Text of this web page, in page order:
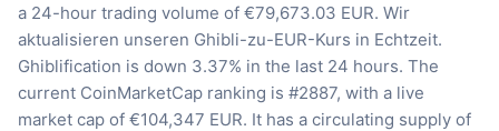
a 24-hour trading volume of €79,673.03 EUR. Wir
aktualisieren unseren Ghibli-zu-EUR-Kurs in Echtzeit.
Ghiblification is down 3.37% in the last 24 hours. The
current CoinMarketCap ranking is #2887, with a live
market cap of €104,347 EUR. It has a circulating supply of